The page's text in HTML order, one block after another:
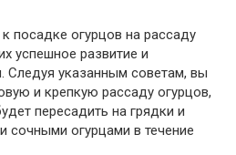
посадке огурцов на рассаду
успешное развитие и
Следуя указанным советам, вы
и крепкую рассаду огурцов,
пересадить на грядки и
сочными огурцами в течение